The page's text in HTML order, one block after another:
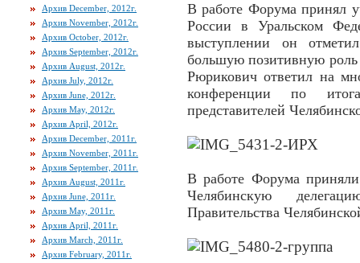
Архив December, 2012г.
Архив November, 2012г.
Архив October, 2012г.
Архив September, 2012г.
Архив August, 2012г.
Архив July, 2012г.
Архив June, 2012г.
Архив May, 2012г.
Архив April, 2012г.
Архив December, 2011г.
Архив November, 2011г.
Архив September, 2011г.
Архив August, 2011г.
Архив June, 2011г.
Архив May, 2011г.
Архив April, 2011г.
Архив March, 2011г.
Архив February, 2011г.
В работе Форума принял
России в Уральском
выступлении он
большую позитивную
Рюрикович ответил на
конференции по
представителей
В работе Форума
Челябинскую
Правительства